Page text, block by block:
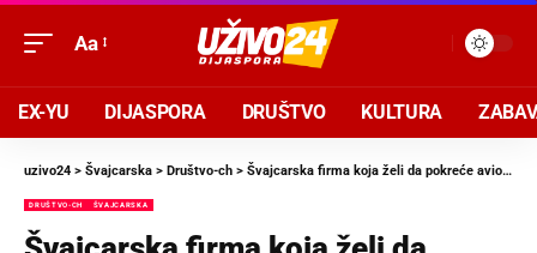
Aa
EX-YU DIJASPORA DRUŠTVO KULTURA
uzivo24 > Švajcarska > Društvo-ch > Švajcarska firma koja želi da pokreće avione zelenim mlaznim gorivom
DRUŠTVO-CH ŠVAJCARSKA